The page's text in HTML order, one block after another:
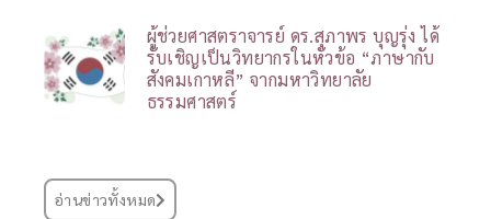
ผู้ช่วยศาสตราจารย์ ดร.สุภาพร บุญรุ่ง ได้
รับเชิญเป็นวิทยากรในหัวข้อ “ภาษากับ
สังคมเกาหลี” จากมหาวิทยาลัย
ธรรมศาสตร์
อ่านข่าวทั้งหมด